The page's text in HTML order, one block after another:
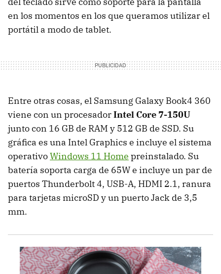
en los momentos en los que queramos utilizar el
portátil a modo de tablet.
Entre otras cosas, el Samsung Galaxy Book4 360
viene con un procesadorIntel Core 7-150U
junto con 16 GB de RAM y 512 GB de SSD. Su
gráfica es una Intel Graphics e incluye el sistema
operativoWindows 11 Home preinstalado. Su
batería soporta carga de 65W e incluye un par de
puertos Thunderbolt 4, USB-A, HDMI 2.1, ranura
para tarjetas microSD y un puerto Jack de 3,5
mm.